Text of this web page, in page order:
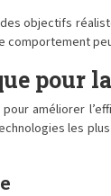
des objectifs
comportement
pour
améliorer
les